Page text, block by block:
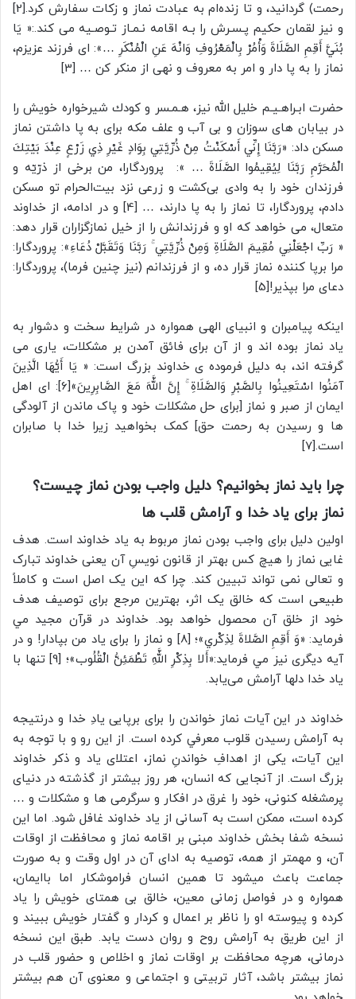
رحمت) گردانید، و تا زنده‌ام به عبادت نماز و زکات سفارش کرد.[2]
و نیز لقمان حكيم پـسـرش را بـه اقامه نـمـاز تـوصـيه مى كند.:« يَا
بُنَيَّ أَقِمِ الصَّلَاةَ وَأْمُرْ بِالْمَعْرُوفِ وَانْهَ عَنِ الْمُنْكَرِ …»: ای فرزند عزیزم،
نماز را به پا دار و امر به معروف و نهی از منکر کن … [3]
حضرت ابـراهـيـم خلیل الله نیز، هـمـسر و كودك شیرخواره خويش را
در بيابان هاى سوزان و بی آب و علف مكه براى به پا داشتن نماز
مسكن داد: «رَبَّنَا إِنِّي أَسْكَنْتُ مِنْ ذُرِّيَّتِي بِوَادٍ غَيْرِ ذِي زَرْعٍ عِنْدَ بَيْتِكَ
الْمُحَرَّمِ رَبَّنَا لِيُقِيمُوا الصَّلَاةَ … »: پروردگارا، من برخی از ذرّیّه و
فرزندان خود را به وادی بی‌کشت و زرعی نزد بیت‌الحرام تو مسکن
دادم، پروردگارا، تا نماز را به پا دارند، … [4] و در ادامه، از خداوند
متعال، می خواهد که او و فرزندانش را از خیل نمازگزاران قرار دهد:
« رَبِّ اجْعَلْنِي مُقِيمَ الصَّلَاةِ وَمِنْ ذُرِّيَّتِي ۚ رَبَّنَا وَتَقَبَّلْ دُعَاءِ»: پروردگارا:
مرا برپا کننده نماز قرار ده، و از فرزندانم (نیز چنین فرما)، پروردگارا:
دعای مرا بپذیر![5]
اینکه پیامبران و انبیای الهی همواره در شرایط سخت و دشوار به
یاد نماز بوده اند و از آن برای فائق آمدن بر مشکلات، یاری می
گرفته اند، به دلیل فرموده ی خداوند بزرگ است: « يَا أَيُّهَا الَّذِينَ
آمَنُوا اسْتَعِينُوا بِالصَّبْرِ وَالصَّلَاةِ ۚ إِنَّ اللَّهَ مَعَ الصَّابِرِينَ»[6]: ای اهل
ایمان از صبر و نماز [برای حل مشکلات خود و پاک ماندن از آلودگی
ها و رسیدن به رحمت حق] کمک بخواهید زیرا خدا با صابران
است.[7]
چرا باید نماز بخوانیم؟ دلیل واجب بودن نماز چیست؟
نماز برای یاد خدا و آرامش قلب ها
اولین دلیل برای واجب بودن نماز مربوط به یاد خداوند است. هدف
غایی نماز را هیچ کس بهتر از قانون نویسِ آن یعنی خداوند تبارک
و تعالی نمی تواند تبیین کند. چرا که این یک اصل است و کاملاً
طبیعی است که خالق یک اثر، بهترین مرجع برای توصیف هدف
خود از خلق آن محصول خواهد بود. خداوند در قرآن مجید مي
فرمايد: «وَ أَقِمِ الصَّلاةَ لِذِكْري»؛ [8] و نماز را براى ياد من بپادار! و در
آیه ديگری نیز مي فرمايد:«أَلا بِذِكْرِ اللَّهِ تَطْمَئِنُّ الْقُلُوب»؛ [9] تنها با
یاد خدا دلها آرامش مى‌يابد.
خداوند در اين آیات نماز خواندن را برای برپایی يادِ خدا و درنتيجه
به آرامش رسيدن قلوب معرفي کرده است. از این رو و با توجه به
این آیات، یکی از اهدافِ خواندنِ نماز، اعتلای یاد و ذکر خداوند
بزرگ است. از آنجایی که انسان، هر روز بیشتر از گذشته در دنیای
پرمشغله کنونی، خود را غرق در افکار و سرگرمی ها و مشکلات و …
کرده است، ممکن است به آسانی از یاد خداوند غافل شود. اما این
نسخه شفا بخش خداوند مبنی بر اقامه نماز و محافظت از اوقات
آن، و مهمتر از همه، توصیه به ادای آن در اول وقت و به صورت
جماعت باعث میشود تا همین انسان فراموشکار اما باایمان،
همواره و در فواصل زمانی معین، خالق بی همتای خویش را یاد
کرده و پیوسته او را ناظر بر اعمال و کردار و گفتار خویش ببیند و
از این طریق به آرامش روح و روان دست یابد. طبق این نسخه
درمانی، هرچه محافظت بر اوقات نماز و اخلاص و حضور قلب در
نماز بیشتر باشد، آثار تربیتی و اجتماعی و معنوی آن هم بیشتر